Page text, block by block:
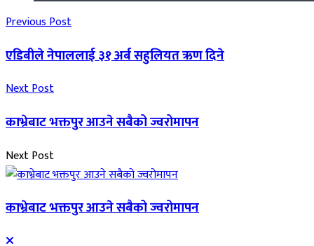
Previous Post
एडिबीले नेपाललाई ३१ अर्ब सहुलियत ऋण दिने
Next Post
काभ्रेबाट भक्तपुर आउने सबैको ज्वरोमापन
Next Post
काभ्रेबाट भक्तपुर आउने सबैको ज्वरोमापन